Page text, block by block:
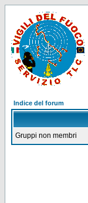
Indice del forum
Gruppi non membri